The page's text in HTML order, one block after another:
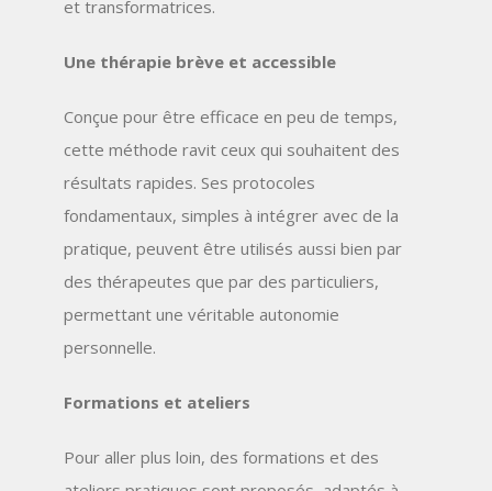
et transformatrices.
Une thérapie brève et accessible
Conçue pour être efficace en peu de temps,
cette méthode ravit ceux qui souhaitent des
résultats rapides. Ses protocoles
fondamentaux, simples à intégrer avec de la
pratique, peuvent être utilisés aussi bien par
des thérapeutes que par des particuliers,
permettant une véritable autonomie
personnelle.
Formations et ateliers
Pour aller plus loin, des formations et des